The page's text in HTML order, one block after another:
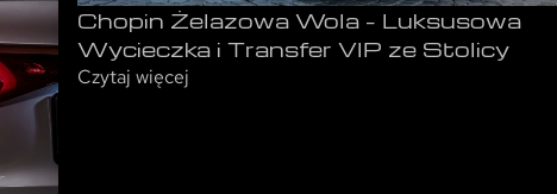
Chopin Żelazowa Wola – Luksusowa
Wycieczka i Transfer VIP ze Stolicy
Czytaj więcej